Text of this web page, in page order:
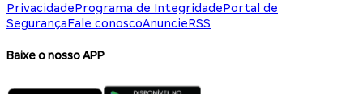
PrivacidadePrograma de IntegridadePortal de
SegurançaFale conoscoAnuncieRSS
Baixe o nosso APP